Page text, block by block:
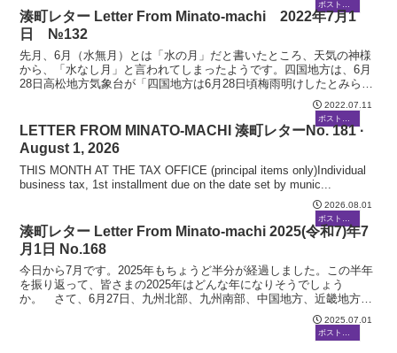
湊町レター Letter From Minato-machi 2022年7月1
日 №132
先月、6月（水無月）とは「水の月」だと書いたところ、天気の神様
から、「水なし月」と言われてしまったようです。四国地方は、6月
28日高松地方気象台が「四国地方は6月28日頃梅雨明けしたとみられ
2022.07.11
LETTER FROM MINATO-MACHI 湊町レターNo. 181 ·
August 1, 2026
THIS MONTH AT THE TAX OFFICE (principal items only)Individual
business tax, 1st installment due on the date set by munic...
2026.08.01
ボストーク
湊町レター Letter From Minato-machi 2025(令和7)年7
月1日 No.168
今日から7月です。2025年もちょうど半分が経過しました。この半年
を振り返って、皆さまの2025年はどんな年になりそうでしょう
か。 さて、6月27日、九州北部、九州南部、中国地方、近畿地方と
一緒に、四国地方も梅雨明けが発表されました。九州南...
2025.07.01
ボストーク